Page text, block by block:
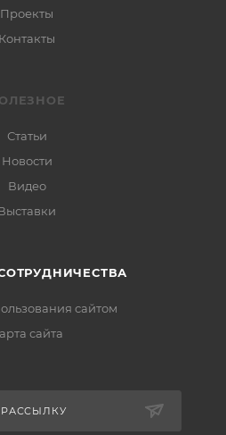
Проекты
Контакты
Статьи
Новости
Видео
сайтом
сайта